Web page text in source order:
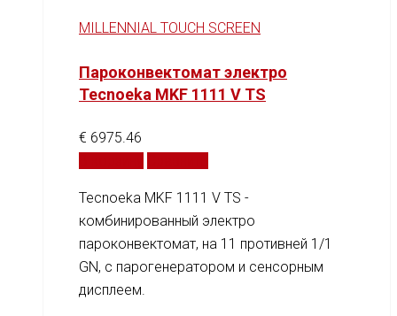
MILLENNIAL TOUCH SCREEN
Пароконвектомат электро
Tecnoeka MKF 1111 V TS
€ 6975.46
Tecnoeka MKF 1111 V TS -
комбинированный электро
пароконвектомат, на 11 противней 1/1
GN, c парогенератором и сенсорным
дисплеем.